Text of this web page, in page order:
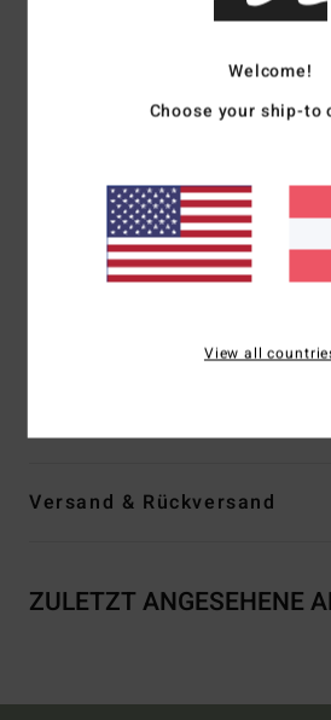
Mischgewebe aus
Baumwolle mit gebürsteter
Kragen:Kapuzenkragen
Ärmel:Lange Ärmel
Taschen:Kängurutaschen
Versand & Rückversand
ZULETZT ANGESEHENE
Welcome!
Choose your ship-to
View all